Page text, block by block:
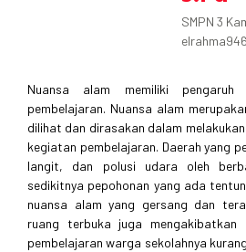
SMPN 3
Nuansa alam memiliki
pembelajaran. Nuansa alam
dilihat dan dirasakan dalam
kegiatan pembelajaran. Daerah yang
langit, dan polusi udara oleh
sedikitnya pepohonan yang ada
nuansa alam yang gersang dan
ruang terbuka juga
pembelajaran warga sekolahnya